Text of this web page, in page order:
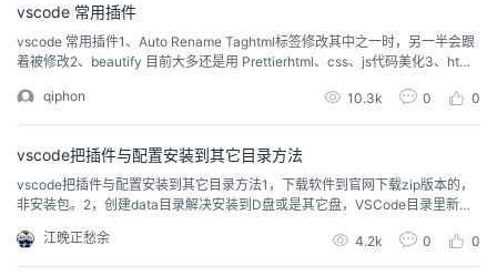
个
人
主
页
我
的
开
发
vscode 常用插件
vscode 常用插件1、Auto Rename Taghtml标签修改其中之一时，另一半会跟
着被修改2、beautify 目前大多还是用 Prettierhtml、css、js代码美化3、htm
lude Context Menu文件编辑工具6、Open in Browser在浏览...
qiphon 10.3k 0 0
vscode把插件与配置安装到其它目录方法
vscode把插件与配置安装到其它目录方法1，下载软件到官网下载zip版本的，
非安装包。2，创建data目录解决安装到D盘或是其它盘，VSCode目录里新建
你只需要在解压后的VSCode目录里新建一个名为data的文件夹，那么以后所
有的数据文件（包括用户配置、插件等）都会安装到这个data文件夹里。以前
江晚正愁余 4.2k 0 0